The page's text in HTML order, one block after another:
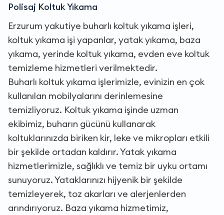
Polisaj Koltuk Yıkama
Erzurum yakutiye buharlı koltuk yıkama işleri,
koltuk yıkama işi yapanlar, yatak yıkama, baza
yıkama, yerinde koltuk yıkama, evden eve koltuk
temizleme hizmetleri verilmektedir.
Buharlı koltuk yıkama işlerimizle, evinizin en çok
kullanılan mobilyalarını derinlemesine
temizliyoruz. Koltuk yıkama işinde uzman
ekibimiz, buharın gücünü kullanarak
koltuklarınızda biriken kir, leke ve mikropları etkili
bir şekilde ortadan kaldırır. Yatak yıkama
hizmetlerimizle, sağlıklı ve temiz bir uyku ortamı
sunuyoruz. Yataklarınızı hijyenik bir şekilde
temizleyerek, toz akarları ve alerjenlerden
arındırıyoruz. Baza yıkama hizmetimiz,